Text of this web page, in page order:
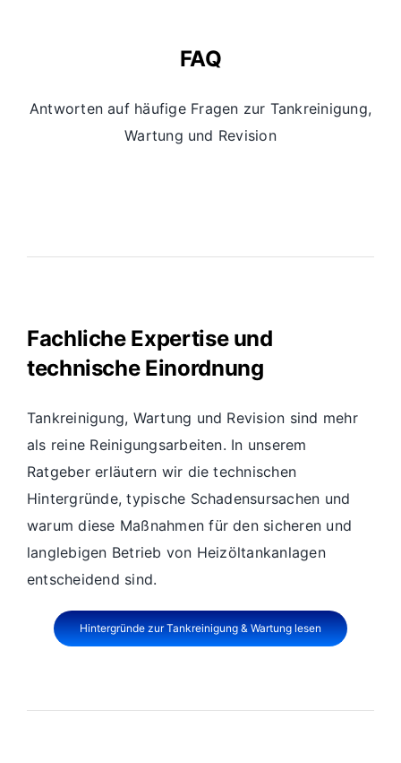
FAQ
Antworten auf häufige Fragen zur Tankreinigung,
Wartung und Revision
Fachliche Expertise und
technische Einordnung
Tankreinigung, Wartung und Revision sind mehr
als reine Reinigungsarbeiten. In unserem
Ratgeber erläutern wir die technischen
Hintergründe, typische Schadensursachen und
warum diese Maßnahmen für den sicheren und
langlebigen Betrieb von Heizöltankanlagen
entscheidend sind.
Hintergründe zur Tankreinigung & Wartung lesen